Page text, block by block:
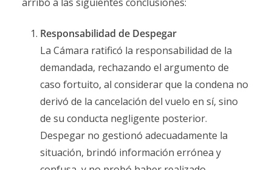
Responsabilidad de Despegar
La Cámara ratificó la responsabilidad de la
demandada, rechazando el argumento de
caso fortuito, al considerar que la condena no
derivó de la cancelación del vuelo en sí, sino
de su conducta negligente posterior.
Despegar no gestionó adecuadamente la
situación, brindó información errónea y